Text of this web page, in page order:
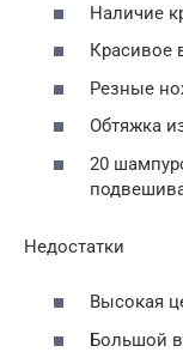
Наличие
Красивое
Резные
Обтяжка
20
Недостатки
Высокая
Большой